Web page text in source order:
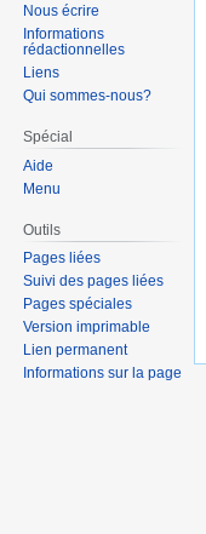
Nous écrire
Informations
rédactionnelles
Liens
Qui sommes-nous?
Spécial
Aide
Menu
Outils
Pages liées
Suivi des pages liées
Pages spéciales
Version imprimable
Lien permanent
Informations sur la page